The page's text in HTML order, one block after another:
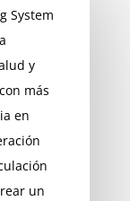
System
y
más
en
un